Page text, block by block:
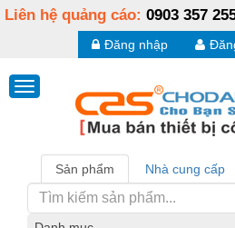
Liên hệ quảng cáo: 0903 357
Đăng nhập
Sản phẩm Nhà cung cấp